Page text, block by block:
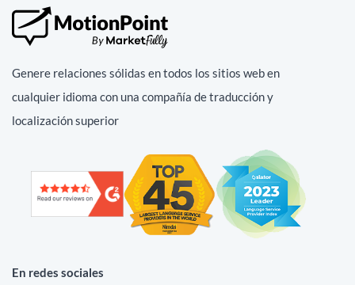
Genere relaciones sólidas en todos los sitios web en
cualquier idioma con una compañía de traducción y
localización superior
En redes sociales